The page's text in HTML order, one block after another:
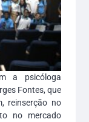
a psicóloga
Fontes, que
reinserção no
no mercado